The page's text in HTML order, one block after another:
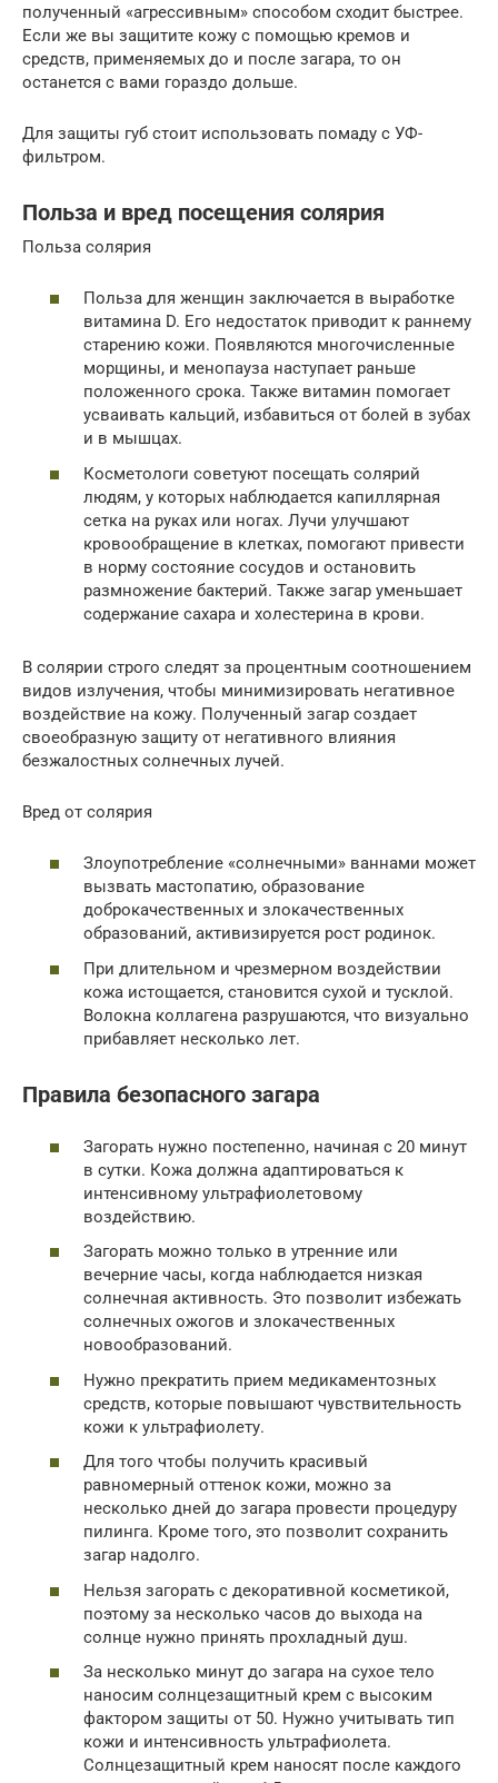
полученный «агрессивным» способом сходит быстрее.
Если же вы защитите кожу с помощью кремов и
средств, применяемых до и после загара, то он
останется с вами гораздо дольше.
Для защиты губ стоит использовать помаду с УФ-
фильтром.
Польза и вред посещения солярия
Польза солярия
Польза для женщин заключается в выработке
витамина D. Его недостаток приводит к раннему
старению кожи. Появляются многочисленные
морщины, и менопауза наступает раньше
положенного срока. Также витамин помогает
усваивать кальций, избавиться от болей в зубах
и в мышцах.
Косметологи советуют посещать солярий
людям, у которых наблюдается капиллярная
сетка на руках или ногах. Лучи улучшают
кровообращение в клетках, помогают привести
в норму состояние сосудов и остановить
размножение бактерий. Также загар уменьшает
содержание сахара и холестерина в крови.
В солярии строго следят за процентным соотношением
видов излучения, чтобы минимизировать негативное
воздействие на кожу. Полученный загар создает
своеобразную защиту от негативного влияния
безжалостных солнечных лучей.
Вред от солярия
Злоупотребление «солнечными» ваннами может
вызвать мастопатию, образование
доброкачественных и злокачественных
образований, активизируется рост родинок.
При длительном и чрезмерном воздействии
кожа истощается, становится сухой и тусклой.
Волокна коллагена разрушаются, что визуально
прибавляет несколько лет.
Правила безопасного загара
Загорать нужно постепенно, начиная с 20 минут
в сутки. Кожа должна адаптироваться к
интенсивному ультрафиолетовому
воздействию.
Загорать можно только в утренние или
вечерние часы, когда наблюдается низкая
солнечная активность. Это позволит избежать
солнечных ожогов и злокачественных
новообразований.
Нужно прекратить прием медикаментозных
средств, которые повышают чувствительность
кожи к ультрафиолету.
Для того чтобы получить красивый
равномерный оттенок кожи, можно за
несколько дней до загара провести процедуру
пилинга. Кроме того, это позволит сохранить
загар надолго.
Нельзя загорать с декоративной косметикой,
поэтому за несколько часов до выхода на
солнце нужно принять прохладный душ.
За несколько минут до загара на сухое тело
наносим солнцезащитный крем с высоким
фактором защиты от 50. Нужно учитывать тип
кожи и интенсивность ультрафиолета.
Солнцезащитный крем наносят после каждого